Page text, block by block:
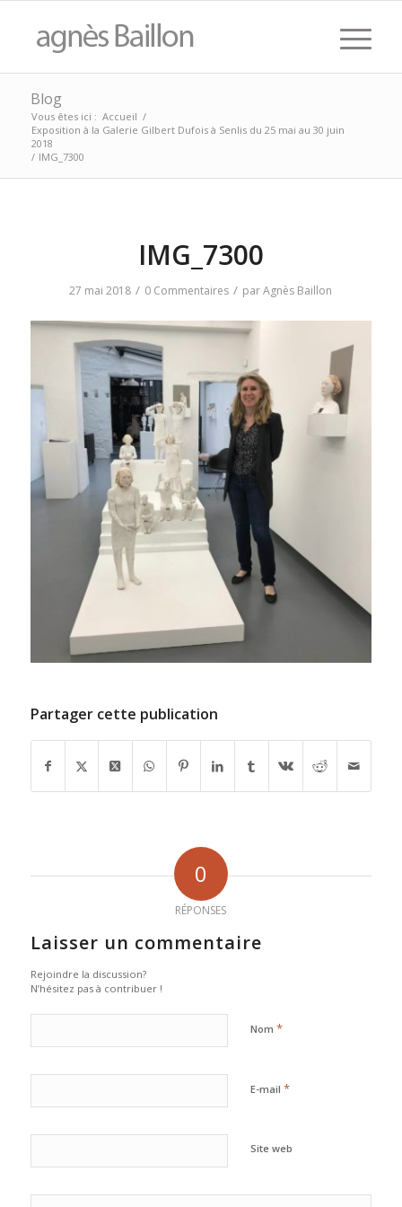
Blog
Vous êtes ici : Accueil /
Exposition à la Galerie Gilbert Dufois à Senlis du 25 mai au 30 juin
2018
/ IMG_7300
IMG_7300
27 mai 2018 / 0 Commentaires / parAgnès Baillon
Partager cette publication
0
RÉPONSES
Laisser un commentaire
Rejoindre la discussion?
N’hésitez pas à contribuer !
Nom *
E-mail *
Site web